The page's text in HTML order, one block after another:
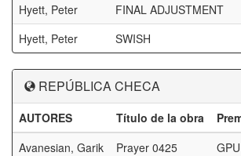
Hyett, Peter
FINAL ADJUSTMENT
Hyett, Peter
SWISH
REPÚBLICA CHECA
AUTORES Título de la obra
Avanesian, Garik
Prayer 0425